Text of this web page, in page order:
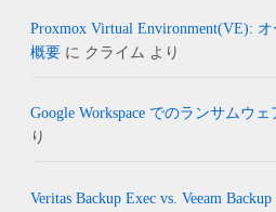
Proxmox Virtual Environment(VE):
概要 に クライム より
Google Workspace でのランサムウ
り
Veritas Backup Exec vs. Veeam